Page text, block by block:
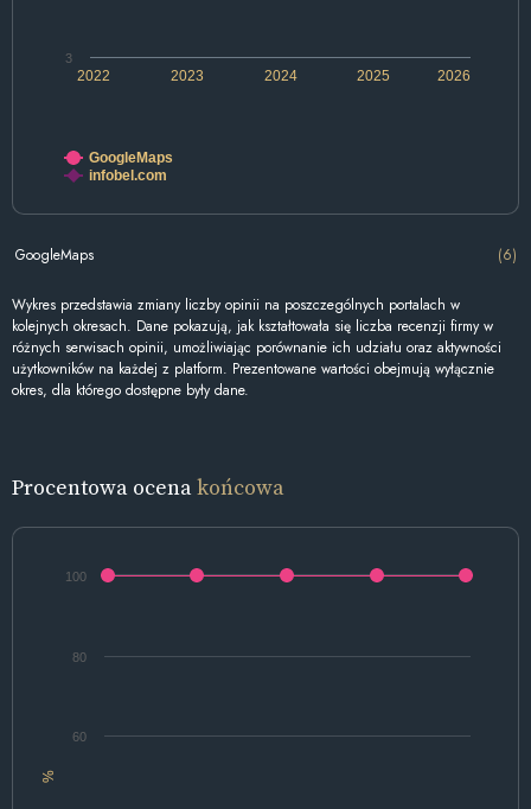
2022 2024 2026
2023 2025
3
GoogleMaps
infobel.com
GoogleMaps (6)
Wykres przedstawia zmiany liczby opinii na poszczególnych portalach w
kolejnych okresach. Dane pokazują, jak kształtowała się liczba recenzji firmy w
różnych serwisach opinii, umożliwiając porównanie ich udziału oraz aktywności
użytkowników na każdej z platform. Prezentowane wartości obejmują wyłącznie
okres, dla którego dostępne były dane.
Procentowa ocenakońcowa
%
60
80
100